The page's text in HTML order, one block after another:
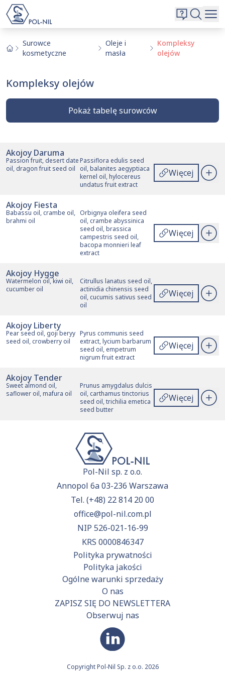
O nas
Kontakt
EN| PL
Surowce
kosmetyczne
Oleje i
masła
Kompleksy
olejów
Kompleksy olejów
Pokaż tabelę surowców
Nazwa handlowa
Akojoy Daruma
Passion fruit, desert date
oil, dragon fruit seed oil
Passiflora edulis seed
oil, balanites aegyptiaca
kernel oil, hylocereus
undatus fruit extract
Więcej
Akojoy Fiesta
Babassu oil, crambe oil,
brahmi oil
Orbignya oleifera seed
oil, crambe abyssinica
seed oil, brassica
campestris seed oil,
bacopa monnieri leaf
extract
Więcej
Akojoy Hygge
Watermelon oil, kiwi oil,
cucumber oil
Citrullus lanatus seed oil,
actinidia chinensis seed
oil, cucumis sativus seed
oil
Więcej
Akojoy Liberty
Pear seed oil, goji beryy
seed oil, crowberry oil
Pyrus communis seed
extract, lycium barbarum
seed oil, empetrum
nigrum fruit extract
Więcej
Akojoy Tender
Sweet almond oil,
saflower oil, mafura oil
Prunus amygdalus dulcis
oil, carthamus tinctorius
seed oil, trichilia emetica
seed butter
Więcej
Pol-Nil sp. z o.o.
Annopol 6a 03-236 Warszawa
Tel. (+48) 22 814 20 00
office@pol-nil.com.pl
NIP 526-021-16-99
KRS 0000846347
Polityka prywatności
Polityka jakości
Ogólne warunki sprzedaży
O nas
ZAPISZ SIĘ DO NEWSLETTERA
Obserwuj nas
Copyright Pol-Nil Sp. z o.o. 2026
Wybrane surowce i substancje
Aktualnie niczego nie dodałeś do zapytania.
Przejdź doofertyi dodaj surowce, o których chcesz
dowiedzieć się więcej.
Wyszukiwarka
Szukaj